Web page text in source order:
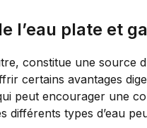
l’eau plate et
constitue une source
certains avantages
peut encourager une
différents types d’eau